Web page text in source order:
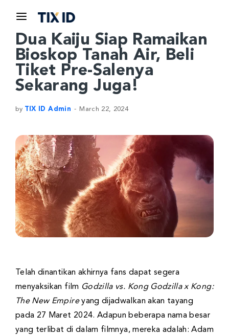
Dua Kaiju Siap Ramaikan
Bioskop Tanah Air, Beli
Tiket Pre-Salenya
Sekarang Juga!
by TIX ID Admin March 22, 2024
Telah dinantikan akhirnya fans dapat segera
menyaksikan film Godzilla vs. Kong Godzilla x Kong:
The New Empireyang dijadwalkan akan tayang
pada 27 Maret 2024. Adapun beberapa nama besar
yang terlibat di dalam filmnya, mereka adalah: Adam